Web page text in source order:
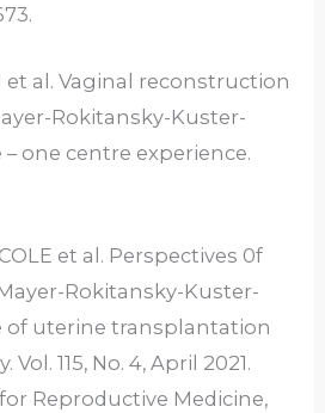
et al. Vaginal reconstruction
Rokitansky-Kuster-
one centre experience.
et al. Perspectives 0f
Rokitansky-Kuster-
of uterine transplantation
115, No. 4, April 2021.
Reproductive Medicine,